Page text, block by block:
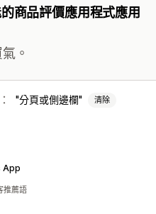
商品評價應用程式應用
。
分頁或側邊欄 清除
App
推薦語